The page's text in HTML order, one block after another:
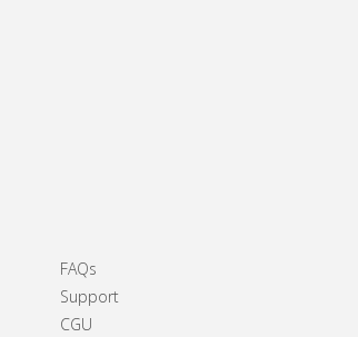
FAQs
Support
CGU